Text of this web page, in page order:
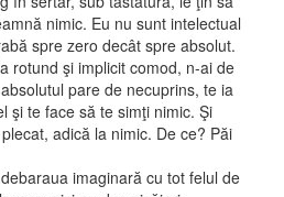
nimic. Eu nu sunt intelectual
spre zero decât spre absolut.
rotund şi implicit comod, n-ai de
pare de necuprins, te ia
şi te face să te simţi nimic. Şi
adică la nimic. De ce? Păi
imaginară cu tot felul de